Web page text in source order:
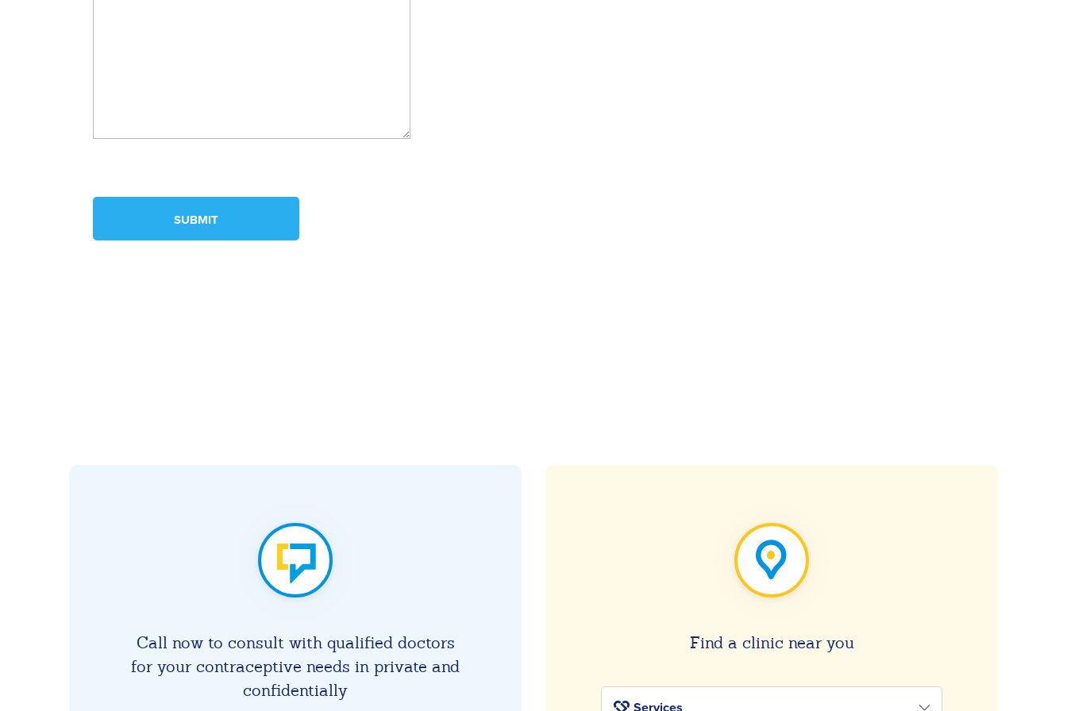
Call now to consult with qualified doctors
for your contraceptive needs in private and
confidentially
Find a clinic near you